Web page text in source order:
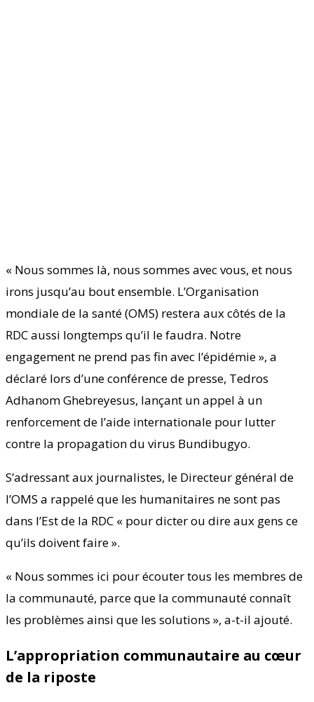
« Nous sommes là, nous sommes avec vous, et nous
irons jusqu’au bout ensemble. L’Organisation
mondiale de la santé (OMS) restera aux côtés de la
RDC aussi longtemps qu’il le faudra. Notre
engagement ne prend pas fin avec l’épidémie », a
déclaré lors d’une conférence de presse, Tedros
Adhanom Ghebreyesus, lançant un appel à un
renforcement de l’aide internationale pour lutter
contre la propagation du virus Bundibugyo.
S’adressant aux journalistes, le Directeur général de
l’OMS a rappelé que les humanitaires ne sont pas
dans l’Est de la RDC « pour dicter ou dire aux gens ce
qu’ils doivent faire ».
« Nous sommes ici pour écouter tous les membres de
la communauté, parce que la communauté connaît
les problèmes ainsi que les solutions », a-t-il ajouté.
L’appropriation communautaire au cœur
de la riposte